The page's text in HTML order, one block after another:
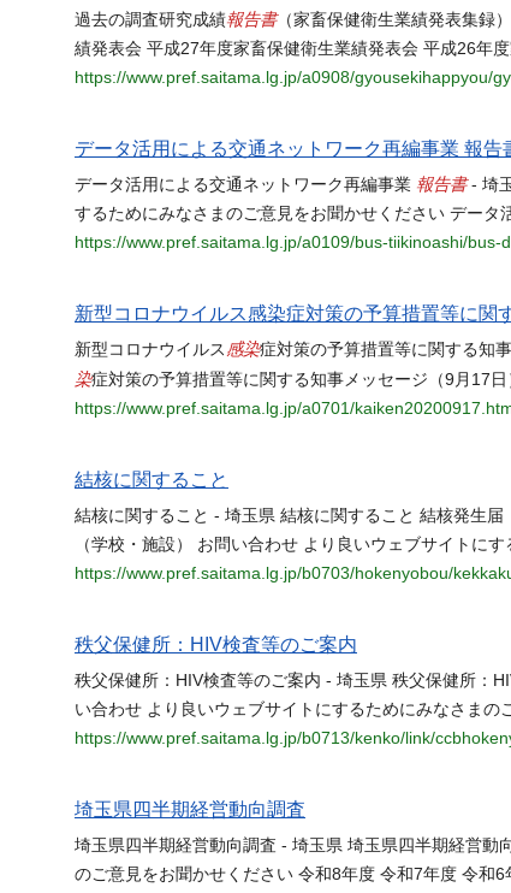
過去の調査研究成績報告書（家畜保健衛生業績発表集録
績発表会 平成27年度家畜保健衛生業績発表会 平成26年
https://www.pref.saitama.lg.jp/a0908/gyousekihappyou/
データ活用による交通ネットワーク再編事業 報告
データ活用による交通ネットワーク再編事業 報告書- 埼
するためにみなさまのご意見をお聞かせください データ
https://www.pref.saitama.lg.jp/a0109/bus-tiikinoashi/bus-
新型コロナウイルス感染症対策の予算措置等に
新型コロナウイルス 感染症対策の予算措置等に関する知
染症対策の予算措置等に関する知事メッセージ（9月17
https://www.pref.saitama.lg.jp/a0701/
結核に関すること
結核に関すること - 埼玉県 結核に関すること 結核発生届
（学校・施設） お問い合わせ より良いウェブサイトに
https://www.pref.saitama.lg.jp/b0703/hokenyobou/
秩父保健所：HIV検査等のご案内
秩父保健所：HIV検査等のご案内 - 埼玉県 秩父保健所：
い合わせ より良いウェブサイトにするためにみなさまの
https://www.pref.saitama.lg.jp/b0713/kenko/link/
埼玉県四半期経営動向調査
埼玉県四半期経営動向調査 - 埼玉県 埼玉県四半期経営動
のご意見をお聞かせください 令和8年度 令和7年度 令和6